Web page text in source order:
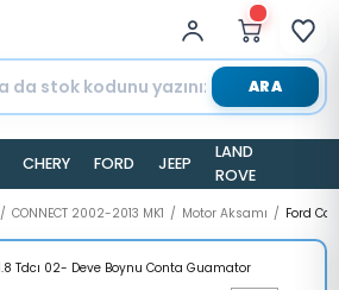
ARA
CHERY FORD JEEP
LAND
ROVER
CONNECT 2002-2013 MK1 Motor Aksamı Ford